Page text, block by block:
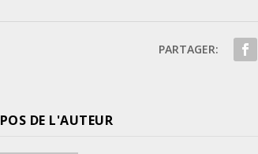
PARTAGER:
DE L'AUTEUR